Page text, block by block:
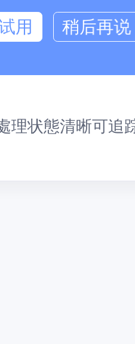
理状態清晰可追
用 稍后再说